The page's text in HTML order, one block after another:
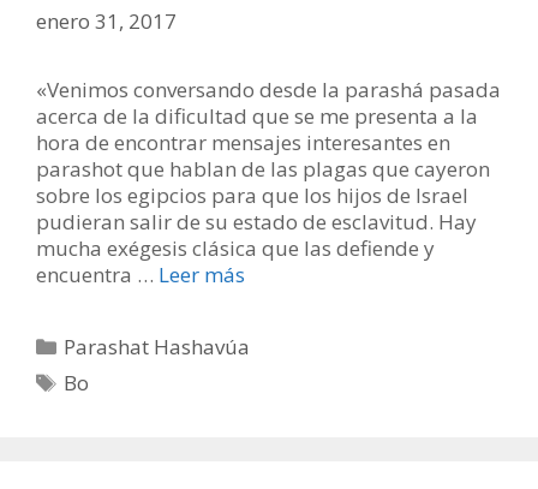
enero 31, 2017
«Venimos conversando desde la parashá pasada
acerca de la dificultad que se me presenta a la
hora de encontrar mensajes interesantes en
parashot que hablan de las plagas que cayeron
sobre los egipcios para que los hijos de Israel
pudieran salir de su estado de esclavitud. Hay
mucha exégesis clásica que las defiende y
encuentra … Leer más
Categorías
Parashat Hashavúa
Etiquetas
Bo